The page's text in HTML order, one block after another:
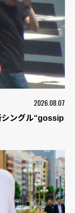
2026.08.07
ングル“gossip